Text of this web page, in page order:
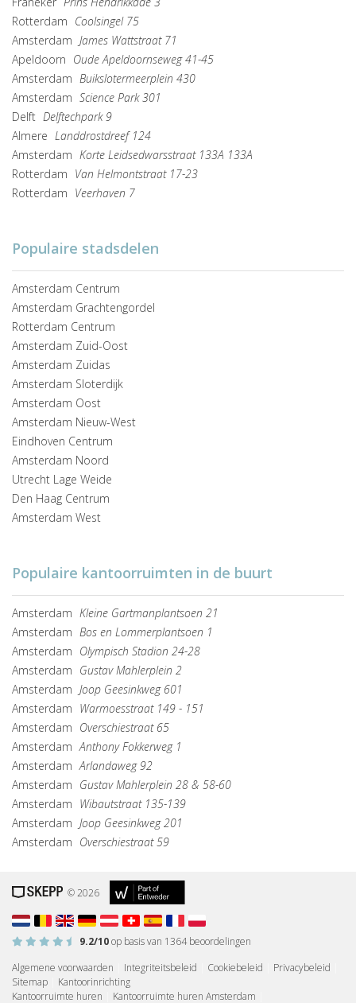
Rotterdam Coolsingel 75
Amsterdam James Wattstraat 71
Apeldoorn Oude Apeldoornseweg 41-45
Amsterdam Buikslotermeerplein 430
Amsterdam Science Park 301
Delft Delftechpark 9
Almere Landdrostdreef 124
Amsterdam Korte Leidsedwarsstraat 133A 133A
Rotterdam Van Helmontstraat 17-23
Rotterdam Veerhaven 7
Populaire stadsdelen
Amsterdam Centrum
Amsterdam Grachtengordel
Rotterdam Centrum
Amsterdam Zuid-Oost
Amsterdam Zuidas
Amsterdam Sloterdijk
Amsterdam Oost
Amsterdam Nieuw-West
Eindhoven Centrum
Amsterdam Noord
Utrecht Lage Weide
Den Haag Centrum
Amsterdam West
Populaire kantoorruimten in de buurt
Amsterdam Kleine Gartmanplantsoen 21
Amsterdam Bos en Lommerplantsoen 1
Amsterdam Olympisch Stadion 24-28
Amsterdam Gustav Mahlerplein 2
Amsterdam Joop Geesinkweg 601
Amsterdam Warmoesstraat 149 - 151
Amsterdam Overschiestraat 65
Amsterdam Anthony Fokkerweg 1
Amsterdam Arlandaweg 92
Amsterdam Gustav Mahlerplein 28 & 58-60
Amsterdam Wibautstraat 135-139
Amsterdam Joop Geesinkweg 201
Amsterdam Overschiestraat 59
© 2026
9.2/10op basis van 1364beoordelingen
Algemene voorwaarden
Integriteitsbeleid Cookiebeleid Privacybeleid
Sitemap
Kantoorinrichting
Kantoorruimte huren
Kantoorruimte huren Amsterdam